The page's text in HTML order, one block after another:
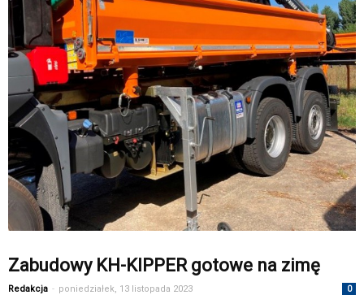
Zabudowy KH-KIPPER gotowe na zimę
Redakcja - poniedziałek, 13 listopada 2023 0